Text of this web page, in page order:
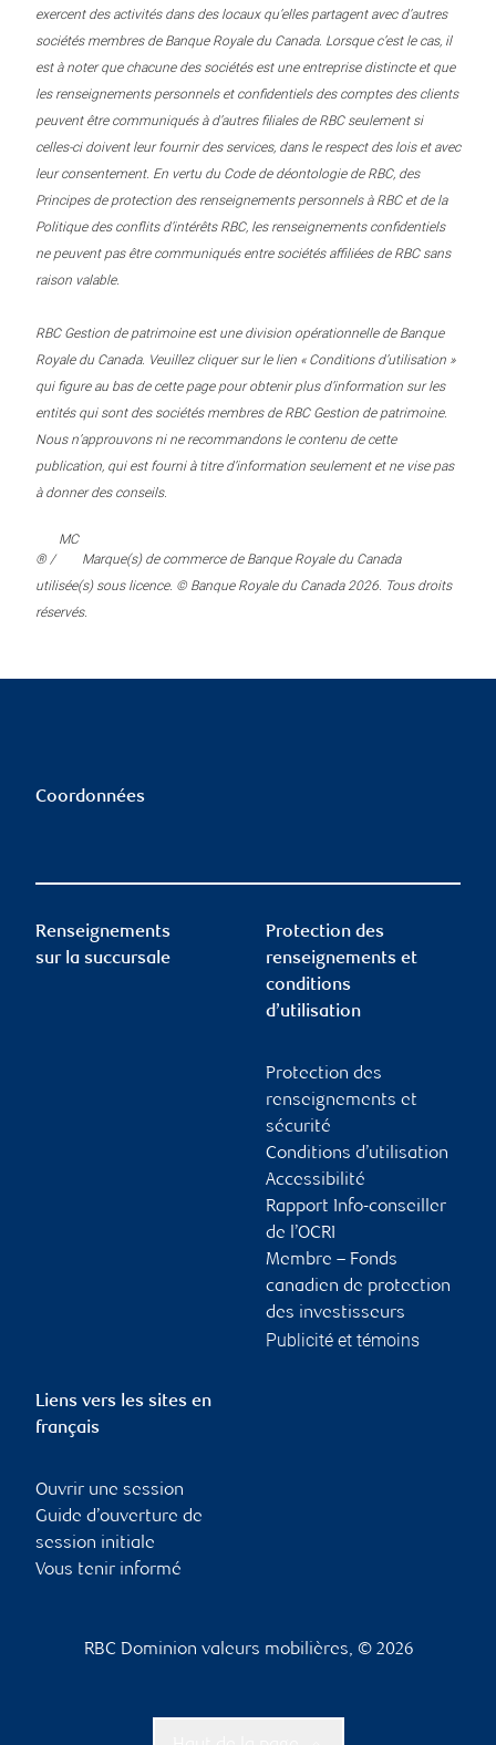
exercent des activités dans des locaux qu’elles partagent avec d’autres
sociétés membres de Banque Royale du Canada. Lorsque c’est le cas, il
est à noter que chacune des sociétés est une entreprise distincte et que
les renseignements personnels et confidentiels des comptes des clients
peuvent être communiqués à d’autres filiales de RBC seulement si
celles-ci doivent leur fournir des services, dans le respect des lois et avec
leur consentement. En vertu du Code de déontologie de RBC, des
Principes de protection des renseignements personnels à RBC et de la
Politique des conflits d’intérêts RBC, les renseignements confidentiels
ne peuvent pas être communiqués entre sociétés affiliées de RBC sans
raison valable.
RBC Gestion de patrimoine est une division opérationnelle de Banque
Royale du Canada. Veuillez cliquer sur le lien « Conditions d’utilisation »
qui figure au bas de cette page pour obtenir plus d’information sur les
entités qui sont des sociétés membres de RBC Gestion de patrimoine.
Nous n’approuvons ni ne recommandons le contenu de cette
publication, qui est fourni à titre d’information seulement et ne vise pas
à donner des conseils.
® /
MC
Marque(s) de commerce de Banque Royale du Canada
utilisée(s) sous licence. © Banque Royale du Canada 2026. Tous droits
réservés.
Coordonnées
Renseignements
sur la succursale
Protection des
renseignements et
conditions
d’utilisation
Protection des
renseignements et
sécurité
Conditions d’utilisation
Accessibilité
Rapport Info-conseiller
de l’OCRI
Membre – Fonds
canadien de protection
des investisseurs
Publicité et témoins
Liens vers les sites en
français
Ouvrir une session
Guide d’ouverture de
session initiale
Vous tenir informé
RBC Dominion valeurs mobilières, © 2026